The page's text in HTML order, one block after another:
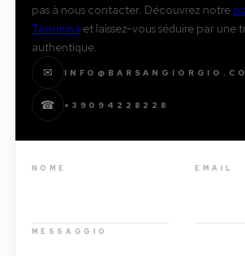
pas à nous contacter. Découvrez notre
Taormina et laissez-vous séduire par une
authentique.
✉
☎ +39094228228
NOME EMAIL
MESSAGGIO